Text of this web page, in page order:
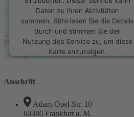
Daten zu Ihren Aktivitäten
sammeln. Bitte lesen Sie die Details
durch und stimmen Sie der
Nutzung des Service zu, um diese
Karte anzuzeigen.
Akzeptieren
Anschrift
Adam-Opel-Str. 10
60386 Frankfurt a. M.